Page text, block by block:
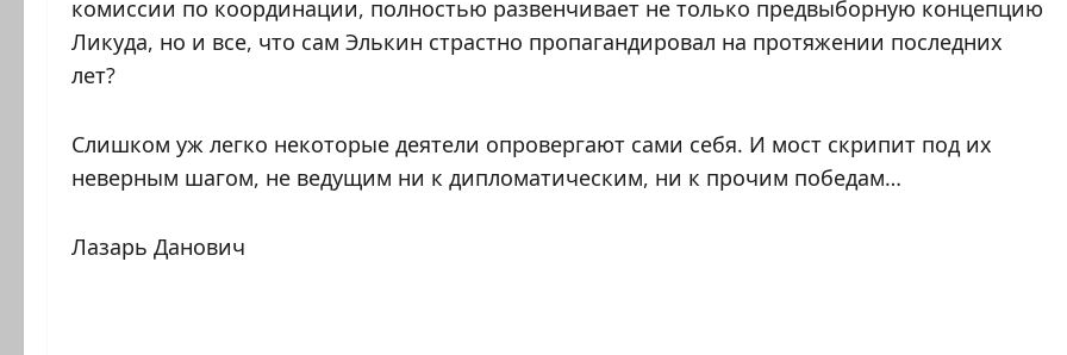
комиссии по координации, полностью развенчивает не только предвыборную концепцию
Ликуда, но и все, что сам Элькин страстно пропагандировал на протяжении последних
лет?
Слишком уж легко некоторые деятели опровергают сами себя. И мост скрипит под их
неверным шагом, не ведущим ни к дипломатическим, ни к прочим победам…
Лазарь Данович